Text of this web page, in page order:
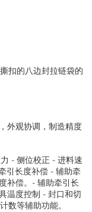
扣的八边封拉链袋的
外观协调，制造精度
- 侧位校正 - 进料速
引长度补偿 - 辅助牵
补偿。- 辅助牵引长
温度控制 - 封口和切
数等辅助功能。